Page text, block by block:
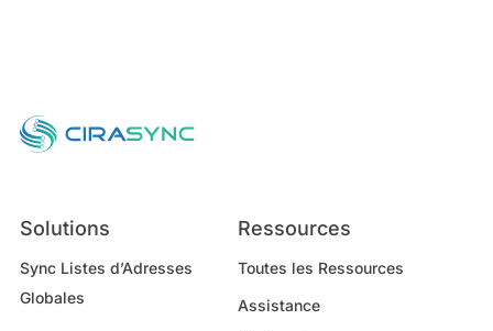
Solutions
Sync Listes d’Adresses
Globales
Ressources
Toutes les Ressources
Assistance